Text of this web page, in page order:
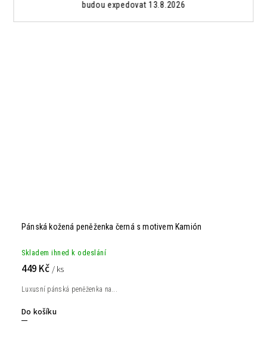
budou expedovat 13.8.2026
Pánská kožená peněženka černá s motivem Kamión
Skladem ihned k odeslání
449 Kč / ks
Do košíku
Luxusní pánská peněženka na...